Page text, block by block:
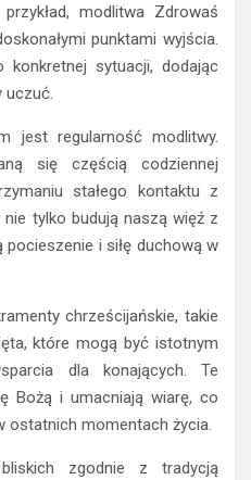
modlitwa Zdrowaś
punktami wyjścia.
sytuacji, dodając
uczuć.
jest regularność modlitwy.
się częścią codziennej
stałego kontaktu z
tylko budują naszą więź z
i siłę duchową w
chrześcijańskie, takie
które mogą być istotnym
dla konających. Te
Bożą i umacniają wiarę, co
ostatnich momentach życia.
zgodnie z tradycją